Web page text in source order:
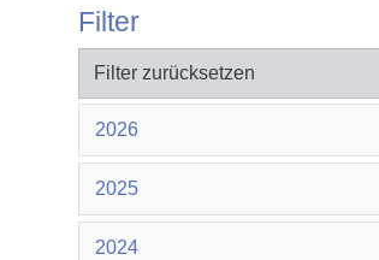
Filter
Filter zurücksetzen
2026
2025
2024